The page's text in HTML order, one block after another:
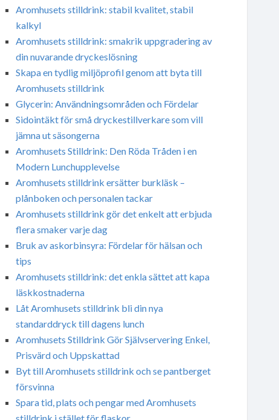
Aromhusets stilldrink: stabil kvalitet, stabil
kalkyl
Aromhusets stilldrink: smakrik uppgradering av
din nuvarande dryckeslösning
Skapa en tydlig miljöprofil genom att byta till
Aromhusets stilldrink
Glycerin: Användningsområden och Fördelar
Sidointäkt för små dryckestillverkare som vill
jämna ut säsongerna
Aromhusets Stilldrink: Den Röda Tråden i en
Modern Lunchupplevelse
Aromhusets stilldrink ersätter burkläsk –
plånboken och personalen tackar
Aromhusets stilldrink gör det enkelt att erbjuda
flera smaker varje dag
Bruk av askorbinsyra: Fördelar för hälsan och
tips
Aromhusets stilldrink: det enkla sättet att kapa
läskkostnaderna
Låt Aromhusets stilldrink bli din nya
standarddryck till dagens lunch
Aromhusets Stilldrink Gör Självservering Enkel,
Prisvärd och Uppskattad
Byt till Aromhusets stilldrink och se pantberget
försvinna
Spara tid, plats och pengar med Aromhusets